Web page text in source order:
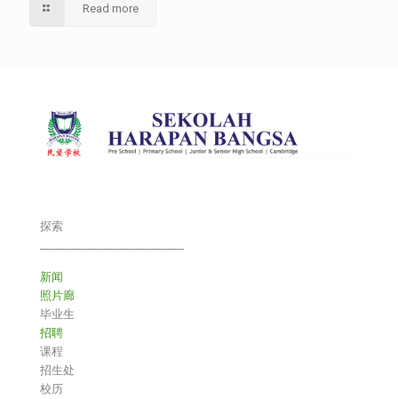
Read more
探索
新闻
照片廊
毕业生
招聘
课程
招生处
校历